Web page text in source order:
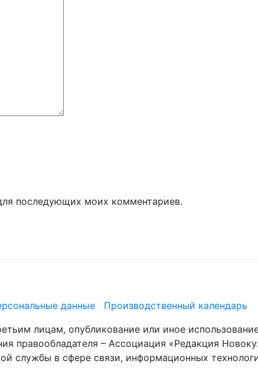
последующих моих комментариев.
данные
Производственный календарь
лицам, опубликование или иное
правообладателя – Ассоциация «Редакция
службы в сфере связи, информационных